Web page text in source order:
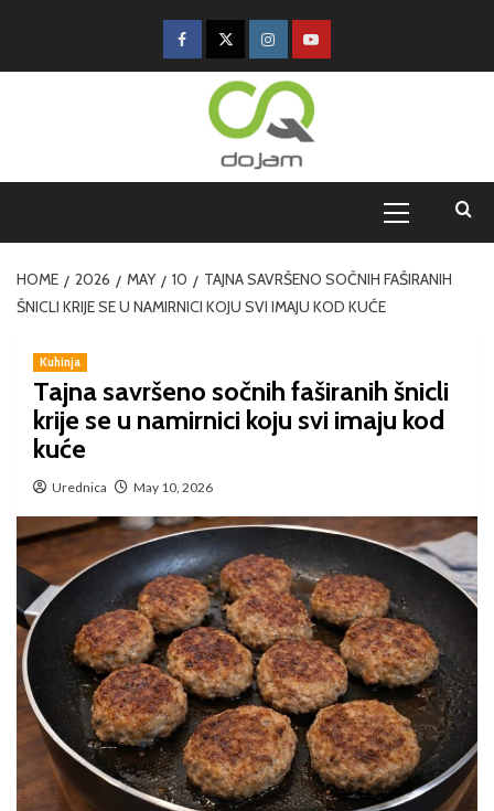
HOME 2026 MAY 10
TAJNA SAVRŠENO SOČNIH FAŠIRANIH
ŠNICLI KRIJE SE U NAMIRNICI KOJU SVI IMAJU KOD KUĆE
Kuhinja
Tajna savršeno sočnih faširanih šnicli
krije se u namirnici koju svi imaju kod
kuće
Urednica May 10, 2026